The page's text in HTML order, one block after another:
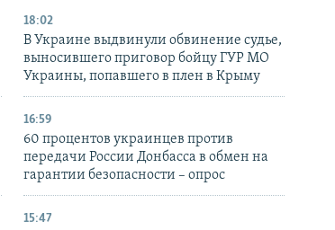
18:02
В Украине выдвинули обвинение судье,
выносившего приговор бойцу ГУР МО
Украины, попавшего в плен в Крыму
16:59
60 процентов украинцев против
передачи России Донбасса в обмен на
гарантии безопасности – опрос
15:47